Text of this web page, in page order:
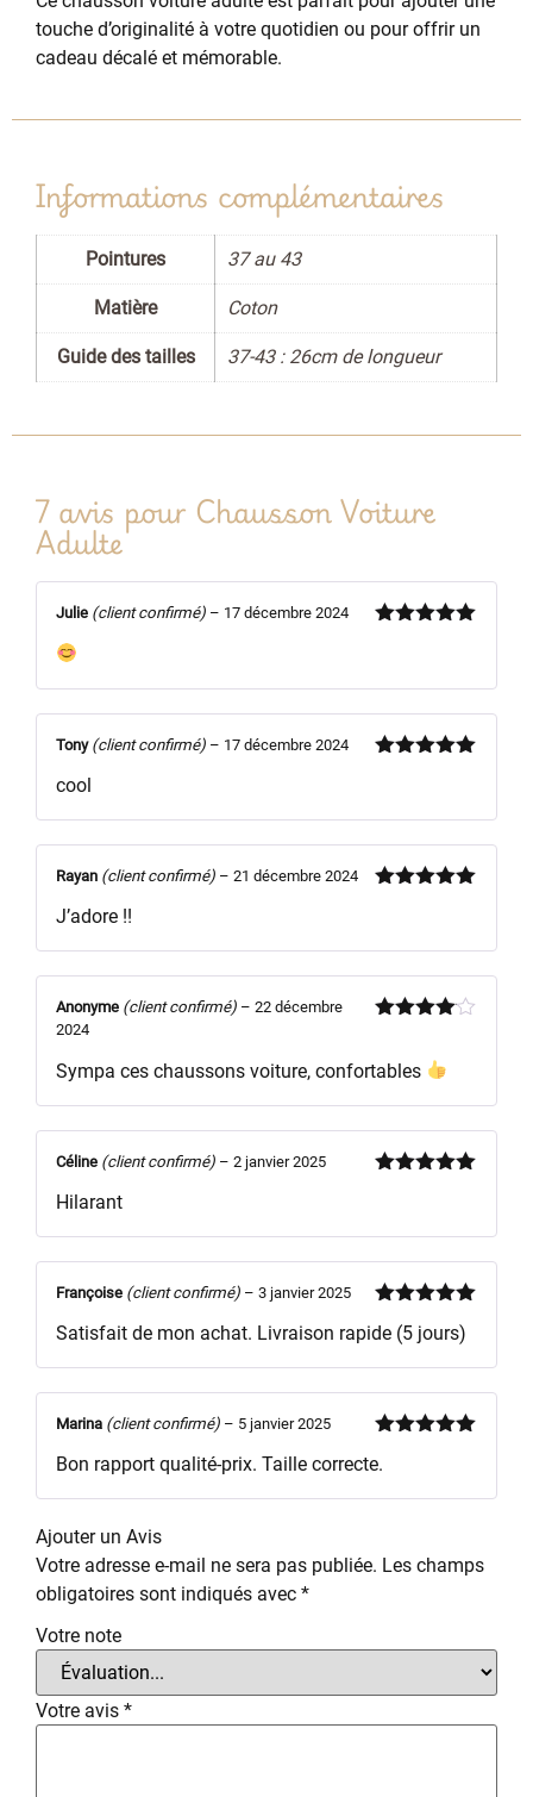
touche d’originalité à votre quotidien ou pour offrir un
cadeau décalé et mémorable.
Informations complémentaires
Pointures 37 au 43
Matière Coton
Guide des tailles 37-43 : 26cm de longueur
7 avis pour Chausson Voiture
Adulte
Julie (client confirmé) – 17 décembre 2024
Tony (client confirmé) – 17 décembre 2024
cool
Rayan (client confirmé) – 21 décembre 2024
J’adore !!
Anonyme (client confirmé) – 22 décembre
2024
Sympa ces chaussons voiture, confortables
Céline (client confirmé) – 2 janvier 2025
Hilarant
5
Françoise (client confirmé) – 3 janvier 2025
Satisfait de mon achat. Livraison rapide (5 jours)
5
Marina (client confirmé) – 5 janvier 2025
Bon rapport qualité-prix. Taille correcte.
Ajouter un Avis
Votre adresse e-mail ne sera pas publiée. Les champs
obligatoires sont indiqués avec *
Votre note
Votre avis *